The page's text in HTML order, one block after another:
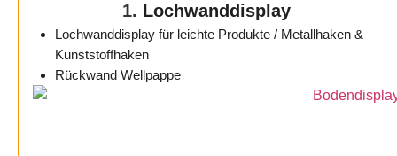
1. Lochwanddisplay
Lochwanddisplay für leichte Produkte / Metallhaken &
Kunststoffhaken
Rückwand Wellpappe